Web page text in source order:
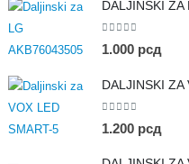
0 out of 5
1.000 рсд
0 out of 5
1.200 рсд